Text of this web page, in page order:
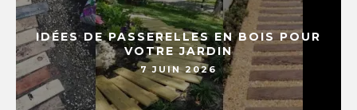
IDÉES DE PASSERELLES EN BOIS POUR
VOTRE JARDIN
7 JUIN 2026